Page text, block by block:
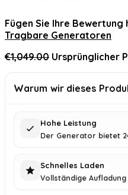
Fügen Sie Ihre Bewertung
Tragbare Generatoren
€1,049.00 Ursprünglicher
Warum wir dieses
Hohe Leistung
Der Generator bietet
Schnelles Laden
Vollständige Aufladung